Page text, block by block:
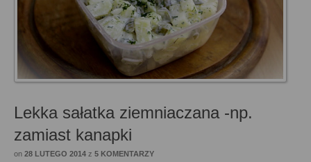
Lekka sałatka ziemniaczana -np.
zamiast kanapki
on 28 LUTEGO 2014 z 5 KOMENTARZY